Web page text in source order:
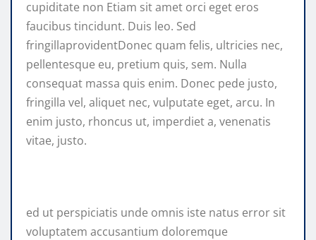
cupiditate non Etiam sit amet orci eget eros
faucibus tincidunt. Duis leo. Sed
fringillaprovidentDonec quam felis, ultricies nec,
pellentesque eu, pretium quis, sem. Nulla
consequat massa quis enim. Donec pede justo,
fringilla vel, aliquet nec, vulputate eget, arcu. In
enim justo, rhoncus ut, imperdiet a, venenatis
vitae, justo.
ed ut perspiciatis unde omnis iste natus error sit
voluptatem accusantium doloremque